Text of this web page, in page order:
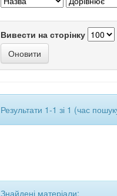
Вивести на сторінку
Результати 1-1 зі 1 (час
Знайдені матеріали: